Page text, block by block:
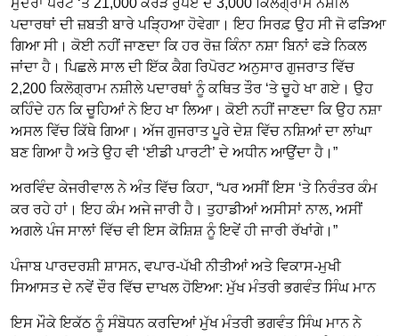
ਮੁੰਦਰਾ ਪੋਰਟ ‘ਤੇ 21,000 ਕਰੋੜ ਰੁਪਏ ਦੇ 3,000 ਕਿਲੋਗ੍ਰਾਮ ਨਸ਼ੀਲੇ
ਪਦਾਰਥਾਂ ਦੀ ਜ਼ਬਤੀ ਬਾਰੇ ਪੜ੍ਹਿਆ ਹੋਵੇਗਾ। ਇਹ ਸਿਰਫ਼ ਉਹ ਸੀ ਜੋ ਫੜਿਆ
ਗਿਆ ਸੀ। ਕੋਈ ਨਹੀਂ ਜਾਣਦਾ ਕਿ ਹਰ ਰੋਜ਼ ਕਿੰਨਾ ਨਸ਼ਾ ਬਿਨਾਂ ਫੜੇ ਨਿਕਲ
ਜਾਂਦਾ ਹੈ। ਪਿਛਲੇ ਸਾਲ ਦੀ ਇੱਕ ਕੈਗ ਰਿਪੋਰਟ ਅਨੁਸਾਰ ਗੁਜਰਾਤ ਵਿੱਚ
2,200 ਕਿਲੋਗ੍ਰਾਮ ਨਸ਼ੀਲੇ ਪਦਾਰਥਾਂ ਨੂੰ ਕਥਿਤ ਤੌਰ ‘ਤੇ ਚੂਹੇ ਖਾ ਗਏ। ਉਹ
ਕਹਿੰਦੇ ਹਨ ਕਿ ਚੂਹਿਆਂ ਨੇ ਇਹ ਖਾ ਲਿਆ। ਕੋਈ ਨਹੀਂ ਜਾਣਦਾ ਕਿ ਉਹ ਨਸ਼ਾ
ਅਸਲ ਵਿੱਚ ਕਿੱਥੇ ਗਿਆ। ਅੱਜ ਗੁਜਰਾਤ ਪੂਰੇ ਦੇਸ਼ ਵਿੱਚ ਨਸ਼ਿਆਂ ਦਾ ਲਾਂਘਾ
ਬਣ ਗਿਆ ਹੈ ਅਤੇ ਉਹ ਵੀ ‘ਈਡੀ ਪਾਰਟੀ’ ਦੇ ਅਧੀਨ ਆਉਂਦਾ ਹੈ।”
ਅਰਵਿੰਦ ਕੇਜਰੀਵਾਲ ਨੇ ਅੰਤ ਵਿੱਚ ਕਿਹਾ, “ਪਰ ਅਸੀਂ ਇਸ ‘ਤੇ ਨਿਰੰਤਰ ਕੰਮ
ਕਰ ਰਹੇ ਹਾਂ। ਇਹ ਕੰਮ ਅਜੇ ਜਾਰੀ ਹੈ। ਤੁਹਾਡੀਆਂ ਅਸੀਸਾਂ ਨਾਲ, ਅਸੀਂ
ਅਗਲੇ ਪੰਜ ਸਾਲਾਂ ਵਿੱਚ ਵੀ ਇਸ ਕੋਸ਼ਿਸ਼ ਨੂੰ ਇਵੇਂ ਹੀ ਜਾਰੀ ਰੱਖਾਂਗੇ।”
ਪੰਜਾਬ ਪਾਰਦਰਸ਼ੀ ਸ਼ਾਸਨ, ਵਪਾਰ-ਪੱਖੀ ਨੀਤੀਆਂ ਅਤੇ ਵਿਕਾਸ-ਮੁਖੀ
ਸਿਆਸਤ ਦੇ ਨਵੇਂ ਦੌਰ ਵਿੱਚ ਦਾਖਲ ਹੋਇਆ: ਮੁੱਖ ਮੰਤਰੀ ਭਗਵੰਤ ਸਿੰਘ ਮਾਨ
ਇਸ ਮੌਕੇ ਇਕੱਠ ਨੂੰ ਸੰਬੋਧਨ ਕਰਦਿਆਂ ਮੁੱਖ ਮੰਤਰੀ ਭਗਵੰਤ ਸਿੰਘ ਮਾਨ ਨੇ